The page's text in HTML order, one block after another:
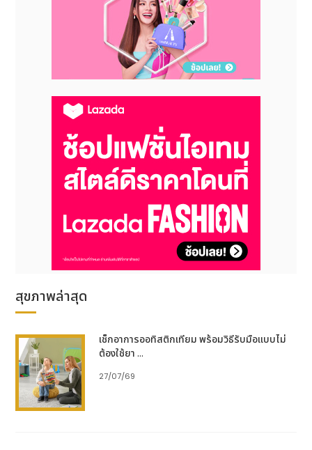
กิน เช่น กินอาหารไม่ตรงเวลา กินมากหรือเร็วเกินไป
กินแล้วนอนทันที การกินอาหารบางชนิด เช่น อาหาร
มัน อาหารทอด อาหารรสจัด น้ำอัดลม เครื่องดื่มที่มี
คาเฟอีน รวมไปถึงความเครียด การดื่มสุรา และสูบ
อ้วน อยู่ในระหว่างตั้งครรภ์
ปัจจัยจากโรคและยา
ผลกระทบและภาวะแทรกซ้อน
แม้โรคกรดไหลย้อนจะดูเหมือนเป็นปัญหาสุขภาพที่ไม่
รุนแรงในช่วงแรกจนทำให้หลายคนละเลย คิดว่า ไม่
อันตราย แต่อาการที่ไม่ได้รับการดูแลอย่างเหมาะสม อาจ
ลุกลามจนส่งผลกระทบต่อการใช้ชีวิตประจำวัน และนำไปสู่
ภาวะแทรกซ้อนที่รุนแรงในอนาคตได้
ผลกระทบระยะสั้น
คุณภาพชีวิตแย่ลง : เมื่อมีอาการผิดปกติจากกรดไหล
ดำเนินชีวิตประจำวัน เช่น การนอนหลับ การรับ
ประทานอาหาร
ลดประสิทธิภาพการทำงาน : อาการที่เกิดซ้ำ ๆ อาจ
ทำให้ประสิทธิภาพการทำงานลดลง จำเป็นจะต้อง
หยุดงานหรือขาดงานบ่อย ๆ
ปัญหาทางสังคม : เมื่อเกิดอาการกรดไหลย้อน อาจ
สุขภาพล่าสุด
เช็กอาการออทิสติกเทียม พร้อมวิธีรับมือแบบไม่
ต้องใช้ยา ...
27/07/69